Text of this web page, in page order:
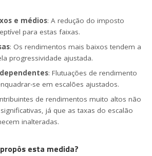
e médios: A redução do imposto
para estas faixas.
: Os rendimentos mais baixos tendem a
progressividade ajustada.
: Flutuações de rendimento
se em escalões ajustados.
de rendimentos muito altos não
já que as taxas do escalão
inalteradas.
esta medida?